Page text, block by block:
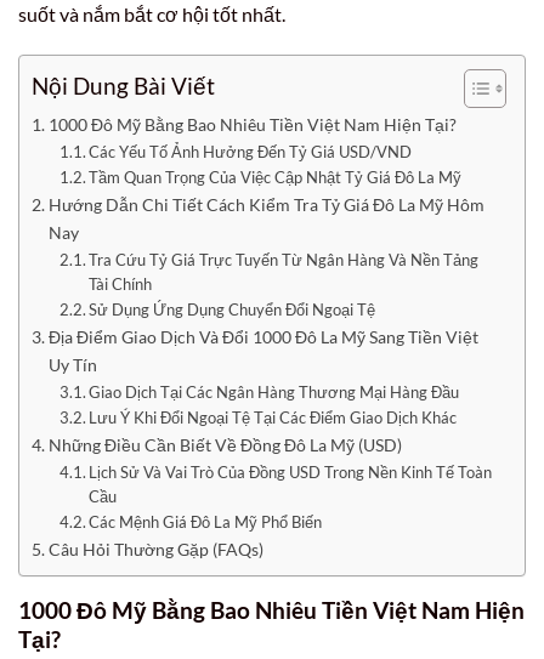
suốt và nắm bắt cơ hội tốt nhất.
Nội Dung Bài Viết
1000 Đô Mỹ Bằng Bao Nhiêu Tiền Việt Nam Hiện Tại?
Các Yếu Tố Ảnh Hưởng Đến Tỷ Giá USD/VND
Tầm Quan Trọng Của Việc Cập Nhật Tỷ Giá Đô La Mỹ
Hướng Dẫn Chi Tiết Cách Kiểm Tra Tỷ Giá Đô La Mỹ Hôm
Nay
Tra Cứu Tỷ Giá Trực Tuyến Từ Ngân Hàng Và Nền Tảng
Tài Chính
Sử Dụng Ứng Dụng Chuyển Đổi Ngoại Tệ
Địa Điểm Giao Dịch Và Đổi 1000 Đô La Mỹ Sang Tiền Việt
Uy Tín
Giao Dịch Tại Các Ngân Hàng Thương Mại Hàng Đầu
Lưu Ý Khi Đổi Ngoại Tệ Tại Các Điểm Giao Dịch Khác
Những Điều Cần Biết Về Đồng Đô La Mỹ (USD)
Lịch Sử Và Vai Trò Của Đồng USD Trong Nền Kinh Tế Toàn
Cầu
Các Mệnh Giá Đô La Mỹ Phổ Biến
Câu Hỏi Thường Gặp (FAQs)
1000 Đô Mỹ Bằng Bao Nhiêu Tiền Việt Nam Hiện
Tại?